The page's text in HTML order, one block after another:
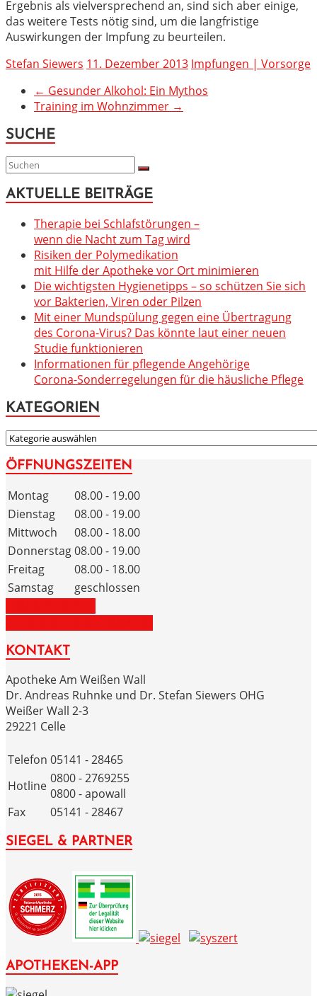
Ergebnis als vielversprechend an, sind sich aber einige,
das weitere Tests nötig sind, um die langfristige
Auswirkungen der Impfung zu beurteilen.
Stefan Siewers 11. Dezember 2013 Impfungen | Vorsorge
← Gesunder Alkohol: Ein Mythos
Training im Wohnzimmer →
SUCHE
AKTUELLE BEITRÄGE
Therapie bei Schlafstörungen –
wenn die Nacht zum Tag wird
Risiken der Polymedikation
mit Hilfe der Apotheke vor Ort minimieren
Die wichtigsten Hygienetipps – so schützen Sie sich
vor Bakterien, Viren oder Pilzen
Mit einer Mundspülung gegen eine Übertragung
des Corona-Virus? Das könnte laut einer neuen
Studie funktionieren
Informationen für pflegende Angehörige
Corona-Sonderregelungen für die häusliche Pflege
KATEGORIEN
KATEGORIEN
ÖFFNUNGSZEITEN
Montag
08.00 - 19.00
Dienstag
08.00 - 19.00
Mittwoch
08.00 - 18.00
Donnerstag08.00 - 19.00
Freitag
08.00 - 18.00
Samstag
geschlossen
KONTAKT
Apotheke Am Weißen Wall
Dr. Andreas Ruhnke und Dr. Stefan Siewers OHG
Weißer Wall 2-3
29221 Celle
Telefon 05141 - 28465
Hotline 0800 - 2769255
0800 - apowall
Fax
05141 - 28467
SIEGEL & PARTNER
APOTHEKEN-APP